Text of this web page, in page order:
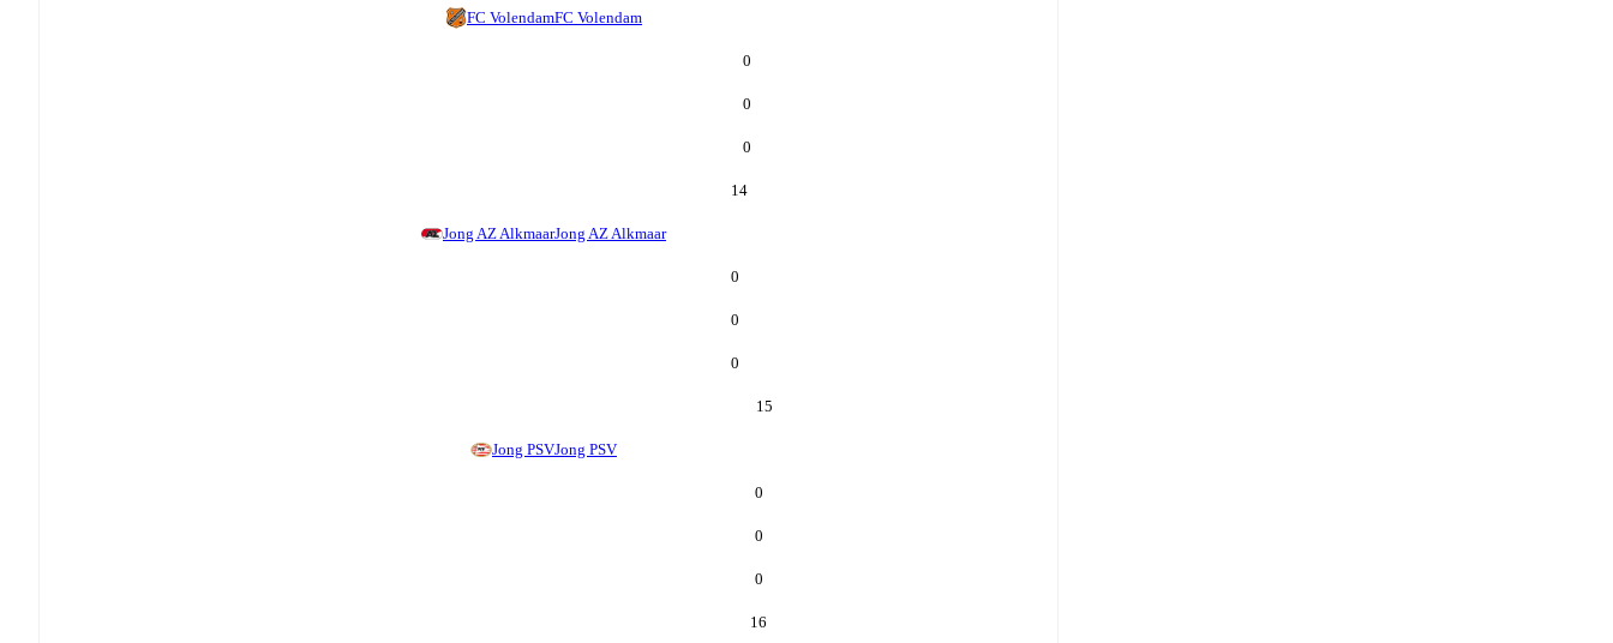
FC VolendamFC Volendam
0
0
0
14
Jong AZ AlkmaarJong AZ Alkmaar
0
0
0
15
Jong PSVJong PSV
0
0
0
16